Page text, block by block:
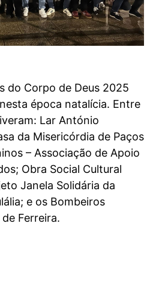
do Corpo de Deus 2025
época natalícia. Entre
Lar António
da Misericórdia de Paços
– Associação de Apoio
Obra Social Cultural
Janela Solidária da
e os Bombeiros
Ferreira.